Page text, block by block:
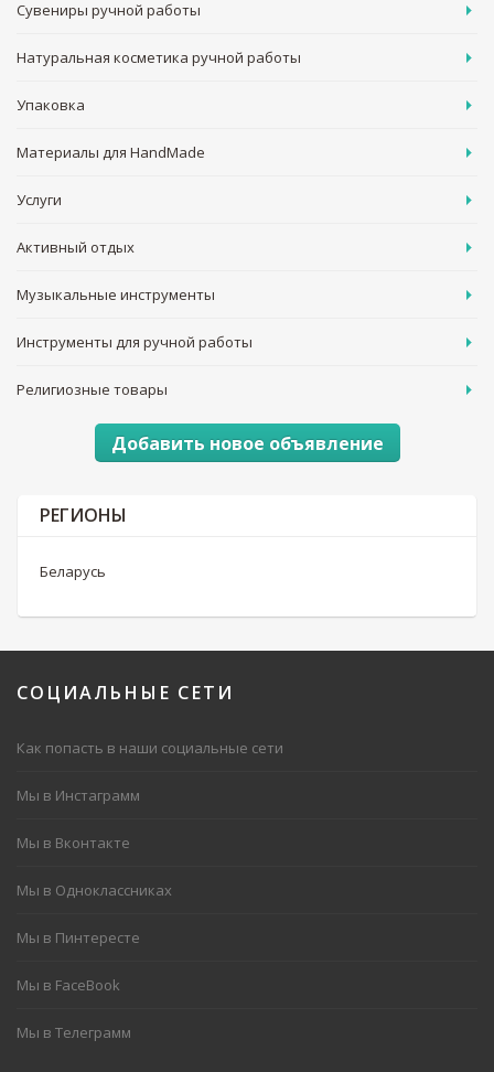
Сувениры ручной работы
Натуральная косметика ручной работы
Упаковка
Материалы для HandMade
Услуги
Активный отдых
Музыкальные инструменты
Инструменты для ручной работы
Религиозные товары
Добавить новое объявление
РЕГИОНЫ
Беларусь
СОЦИАЛЬНЫЕ СЕТИ
Как попасть в наши социальные сети
Мы в Инстаграмм
Мы в Вконтакте
Мы в Одноклассниках
Мы в Пинтересте
Мы в FaceBook
Мы в Телеграмм